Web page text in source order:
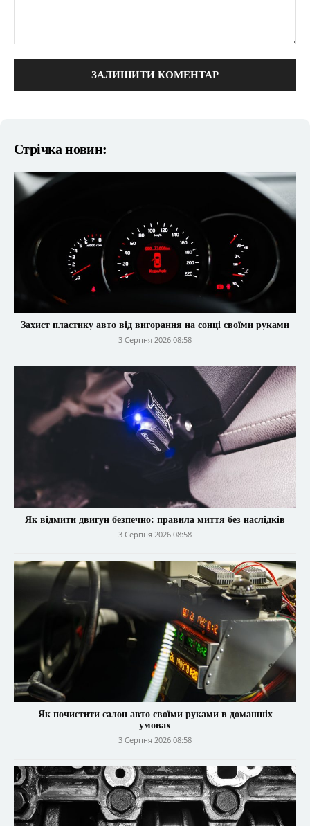
Стрічка новин:
Захист пластику авто від вигорання на сонці своїми руками
3 Серпня 2026 08:58
Як відмити двигун безпечно: правила миття без наслідків
3 Серпня 2026 08:58
Як почистити салон авто своїми руками в домашніх
умовах
3 Серпня 2026 08:58